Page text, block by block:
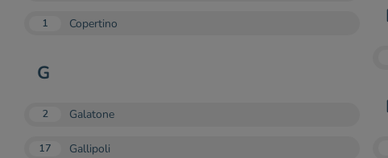
1 Copertino
G
2 Galatone
17 Gallipoli